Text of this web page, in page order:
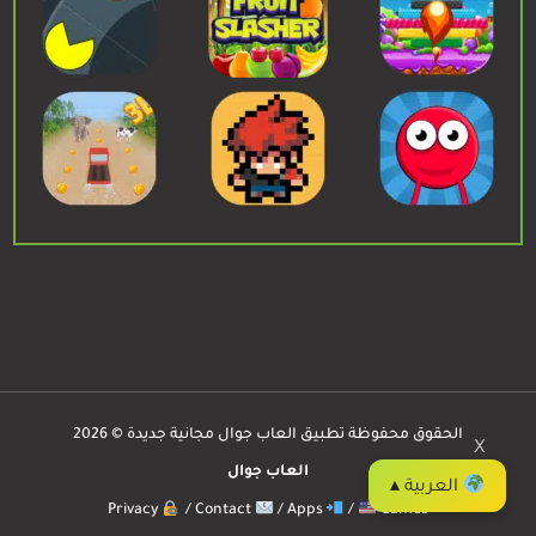
X
العربية ▴
الحقوق محفوظة تطبيق العاب جوال مجانية جديدة © 2026
العاب جوال
Privacy / Contact / Apps / Games